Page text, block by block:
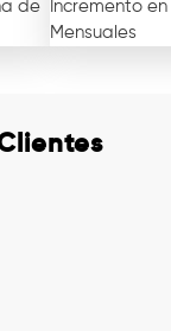
de
Incremento
Mensuales